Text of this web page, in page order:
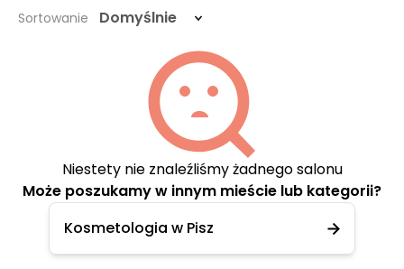
Sortowanie Domyślnie
Niestety nie znaleźliśmy żadnego salonu
Może poszukamy w innym mieście lub kategorii?
Kosmetologia w Pisz